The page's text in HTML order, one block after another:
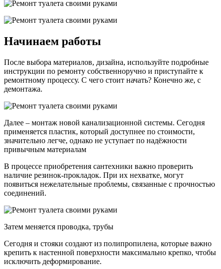
Начинаем работы
После выбора материалов, дизайна, используйте подробные
инструкции по ремонту собственноручно и приступайте к
ремонтному процессу. С чего стоит начать? Конечно же, с
демонтажа.
Далее – монтаж новой канализационной системы. Сегодня
применяется пластик, который доступнее по стоимости,
значительно легче, однако не уступает по надёжности
привычным материалам
В процессе приобретения сантехники важно проверить
наличие резинок-прокладок. При их нехватке, могут
появиться нежелательные проблемы, связанные с прочностью
соединений.
Затем меняется проводка, трубы
Сегодня и стояки создают из полипропилена, которые важно
крепить к настенной поверхности максимально крепко, чтобы
исключить деформирование.